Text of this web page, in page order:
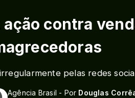
ação contra
pelas redes
Agência Brasil - Por Douglas